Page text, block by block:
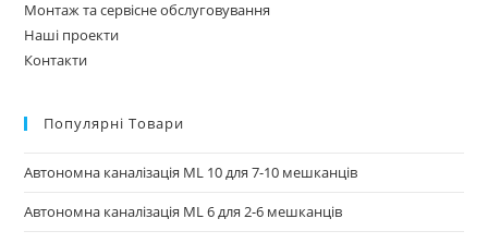
Монтаж та сервісне обслуговування
Наші проекти
Контакти
Популярні Товари
Автономна каналізація ML 10 для 7-10 мешканців
Автономна каналізація ML 6 для 2-6 мешканців